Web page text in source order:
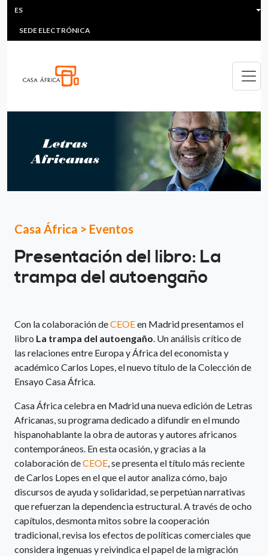
Pasar al contenido principal
HEADER MENU
MULTIMEDIA
SEDE ELECTRÓNICA
ES
Casa África > Eventos
Presentación del libro: La
trampa del autoengaño
Con la colaboración deCEOEen Madrid presentamos el
libro La trampa del autoengaño. Un análisis crítico de
las relaciones entre Europa y África del economista y
académico Carlos Lopes, el nuevo título de la Colección de
Ensayo Casa África.
Casa África celebra en Madrid una nueva edición de Letras
Africanas, su programa dedicado a difundir en el mundo
hispanohablante la obra de autoras y autores africanos
contemporáneos. En esta ocasión, y gracias a la
colaboración deCEOE, se presenta el título más reciente
de Carlos Lopes en el que el autor analiza cómo, bajo
discursos de ayuda y solidaridad, se perpetúan narrativas
que refuerzan la dependencia estructural. A través de ocho
capítulos, desmonta mitos sobre la cooperación
tradicional, revisa los efectos de políticas comerciales que
considera ingenuas y reivindica el papel de la migración